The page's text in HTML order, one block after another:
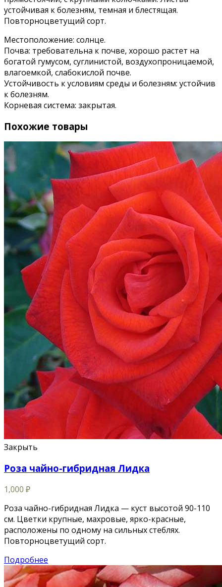
устойчивая к болезням, темная и блестящая.
Повторноцветущий сорт.
Местоположение: солнце.
Почва: требовательна к почве, хорошо растет на
богатой гумусом, суглинистой, воздухопроницаемой,
влагоемкой, слабокислой почве.
Устойчивость к условиям среды и болезням: устойчив
к болезням.
Корневая система: закрытая.
Похожие товары
Закрыть
Роза чайно-гибридная Лидка
1,000 ₽
Роза чайно-гибридная Лидка — куст высотой 90-110
см. Цветки крупные, махровые, ярко-красные,
расположены по одному на сильных стеблях.
Повторноцветущий сорт.
Подробнее